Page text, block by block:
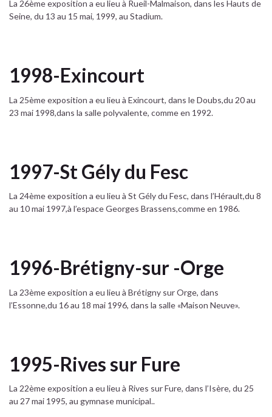
La 26ème exposition a eu lieu à Rueil-Malmaison, dans les Hauts de
Seine, du 13 au 15 mai, 1999, au Stadium.
1998-Exincourt
La 25ème exposition a eu lieu à Exincourt, dans le Doubs,du 20 au
23 mai 1998,dans la salle polyvalente, comme en 1992.
1997-St Gély du Fesc
La 24ème exposition a eu lieu à St Gély du Fesc, dans l’Hérault,du 8
au 10 mai 1997,à l’espace Georges Brassens,comme en 1986.
1996-Brétigny-sur -Orge
La 23ème exposition a eu lieu à Brétigny sur Orge, dans
l’Essonne,du 16 au 18 mai 1996, dans la salle «Maison Neuve».
1995-Rives sur Fure
La 22ème exposition a eu lieu à Rives sur Fure, dans l’Isère, du 25
au 27 mai 1995, au gymnase municipal..